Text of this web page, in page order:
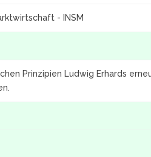
- INSM
Prinzipien Ludwig Erhards